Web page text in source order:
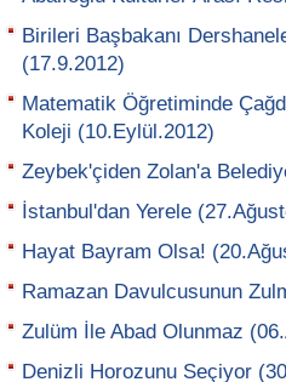
Birileri Başbakanı
(17.9.2012)
Matematik Öğretiminde
Koleji (10.Eylül.2012)
Zeybek'çiden Zolan'a
İstanbul'dan Yerele
Hayat Bayram Olsa!
Ramazan Davulcusunun
Zulüm İle Abad Olunmaz
Denizli Horozunu Seçiyor